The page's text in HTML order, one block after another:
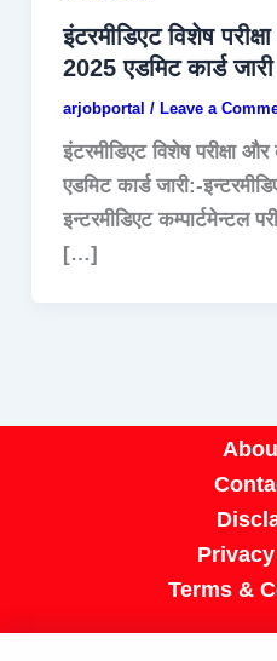
इंटरमीडिएट विशेष
2025 एडमिट कार्ड जारी
arjobportal / Leave a
इंटरमीडिएट विशेष परीक्षा
एडमिट कार्ड जारी:-
इन्टरमीडिएट कम्पार्टमेन्टल
[…]
Terms &